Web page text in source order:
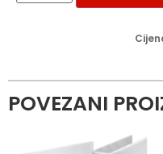
POVEZANI